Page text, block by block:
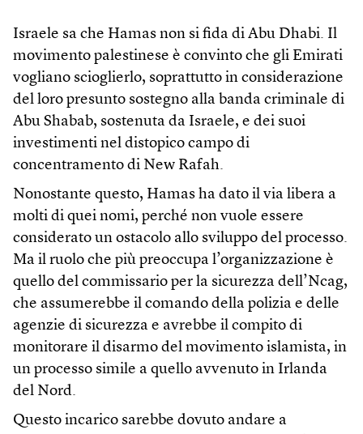
Israele sa che Hamas non si fida di Abu Dhabi. Il
movimento palestinese è convinto che gli Emirati
vogliano scioglierlo, soprattutto in considerazione
del loro presunto sostegno alla banda criminale di
Abu Shabab, sostenuta da Israele, e dei suoi
investimenti nel distopico campo di
concentramento di New Rafah.
Nonostante questo, Hamas ha dato il via libera a
molti di quei nomi, perché non vuole essere
considerato un ostacolo allo sviluppo del processo.
Ma il ruolo che più preoccupa l’organizzazione è
quello del commissario per la sicurezza dell’Ncag,
che assumerebbe il comando della polizia e delle
agenzie di sicurezza e avrebbe il compito di
monitorare il disarmo del movimento islamista, in
un processo simile a quello avvenuto in Irlanda
del Nord.
Questo incarico sarebbe dovuto andare a